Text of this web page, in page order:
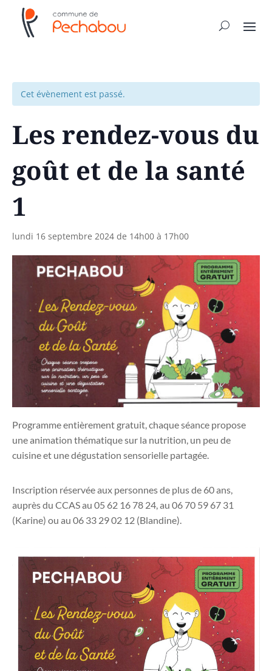
Cet évènement est passé.
Les rendez-vous du
goût et de la santé
1
lundi 16 septembre 2024 de 14h00 à 17h00
Programme entièrement gratuit, chaque séance propose
une animation thématique sur la nutrition, un peu de
cuisine et une dégustation sensorielle partagée.
Inscription réservée aux personnes de plus de 60 ans,
auprès du CCAS au 05 62 16 78 24, au 06 70 59 67 31
(Karine) ou au 06 33 29 02 12 (Blandine).